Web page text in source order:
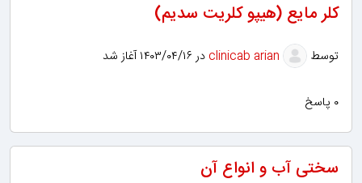
کلر مایع (هیپو کلریت سدیم)
توسط در ۱۴۰۳/۰۴/۱۶ آغاز شد
۰ پاسخ
سختی آب و انواع آن